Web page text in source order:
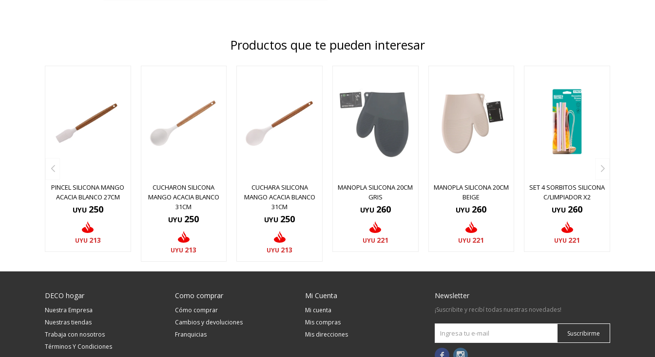
Productos que te pueden interesar
PINCEL SILICONA MANGO
ACACIA BLANCO 27CM
UYU 250
UYU 213
CUCHARON SILICONA
MANGO ACACIA BLANCO
31CM
UYU 250
UYU 213
CUCHARA SILICONA
MANGO ACACIA BLANCO
31CM
UYU 250
UYU 213
MANOPLA SILICONA 20CM
GRIS
UYU 260
UYU 221
MANOPLA SILICONA 20CM
BEIGE
UYU 260
UYU 221
SET 4 SORBITOS SILICONA
C/LIMPIADOR X2
UYU 260
UYU 221
DECO hogar
Nuestra Empresa
Nuestras tiendas
Trabaja con nosotros
Términos Y Condiciones
Como comprar
Cómo comprar
Cambios y devoluciones
Franquicias
Mi Cuenta
Mi cuenta
Mis compras
Mis direcciones
Newsletter
¡Suscribite y recibí todas nuestras novedades!
Suscribirme
 